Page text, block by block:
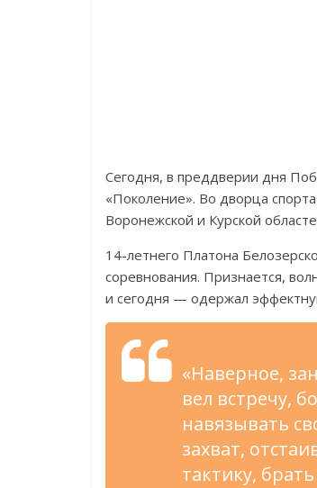
Сегодня, в преддверии дня
«Поколение». Во дворца
Воронежской и Курской
14-летнего Платона
соревнования. Признается,
и сегодня — одержал
«Наверное,
вел встречу,
навязывать
захват,
тактику,